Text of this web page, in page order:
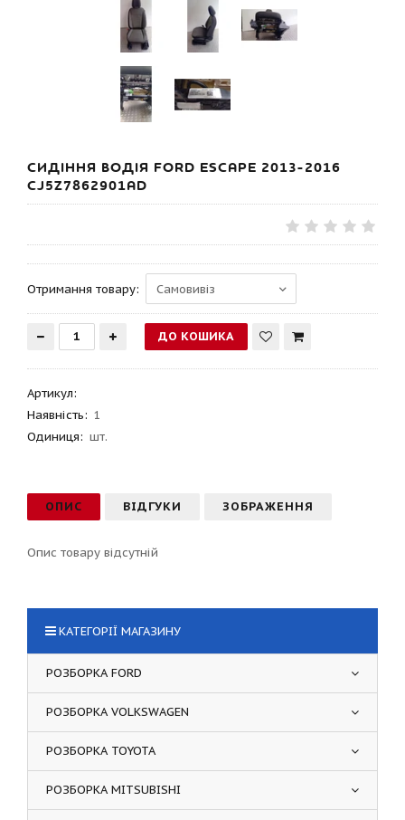
СИДІННЯ ВОДІЯ FORD ESCAPE 2013-2016
CJ5Z7862901AD
Отримання товару:
Артикул:
Наявність: 1
Одиниця: шт.
ОПИС ВІДГУКИ ЗОБРАЖЕННЯ
Опис товару відсутній
КАТЕГОРІЇ МАГАЗИНУ
РОЗБОРКА FORD
РОЗБОРКА VOLKSWAGEN
РОЗБОРКА TOYOTA
РОЗБОРКА MITSUBISHI